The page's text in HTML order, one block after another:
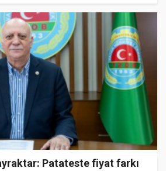
Patateste fiyat farkı